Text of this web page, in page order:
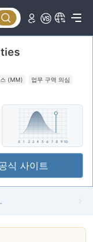
(MM)
업무 구역 의심
식 사이트
확인됨